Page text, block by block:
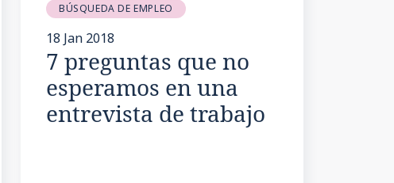
BÚSQUEDA DE EMPLEO
18 Jan 2018
7 preguntas que no
esperamos en una
entrevista de trabajo